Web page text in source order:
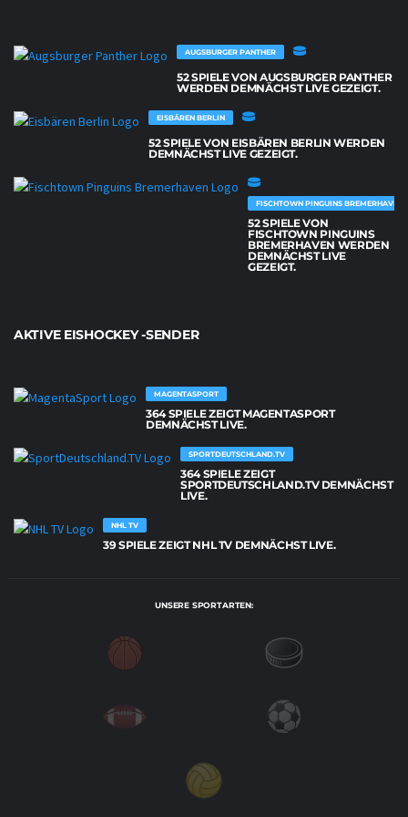
AUGSBURGER PANTHER
52 SPIELE VON AUGSBURGER PANTHER
WERDEN DEMNÄCHST LIVE GEZEIGT.
EISBÄREN BERLIN
52 SPIELE VON EISBÄREN BERLIN WERDEN
DEMNÄCHST LIVE GEZEIGT.
FISCHTOWN PINGUINS BREMERHAVEN
52 SPIELE VON
FISCHTOWN PINGUINS
BREMERHAVEN WERDEN
DEMNÄCHST LIVE
GEZEIGT.
AKTIVE EISHOCKEY -SENDER
MAGENTASPORT
364 SPIELE ZEIGT MAGENTASPORT
DEMNÄCHST LIVE.
SPORTDEUTSCHLAND.TV
364 SPIELE ZEIGT
SPORTDEUTSCHLAND.TV DEMNÄCHST
LIVE.
NHL TV
39 SPIELE ZEIGT NHL TV DEMNÄCHST LIVE.
UNSERE SPORTARTEN: